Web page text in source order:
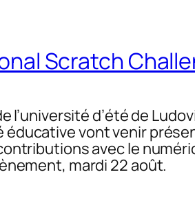
Scratch
l’université d’été de
vont venir
avec le
mardi 22 août.